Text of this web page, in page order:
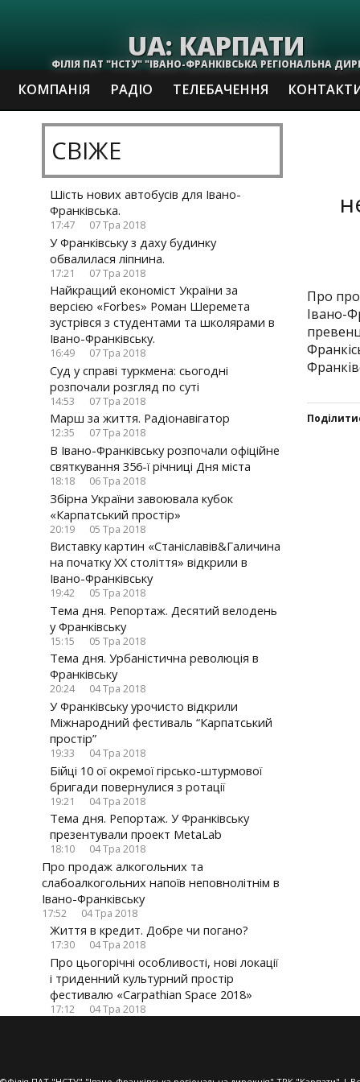
UA: КАРПАТИ
ФІЛІЯ ПАТ "НСТУ" "ІВАНО-ФРАНКІВСЬКА РЕГІОНАЛЬНА
КОМПАНІЯ РАДІО ТЕЛЕБАЧЕННЯ
СВІЖЕ
Шість нових автобусів для Івано-
Франківська.
17:47 07 Тра 2018
У Франківську з даху будинку
обвалилася ліпнина.
17:21 07 Тра 2018
Найкращий економіст України за
версією «Forbes» Роман Шеремета
зустрівся з студентами та школярами в
Івано-Франківську.
16:49 07 Тра 2018
Суд у справі туркмена: сьогодні
розпочали розгляд по суті
14:53 07 Тра 2018
Марш за життя. Радіонавігатор
12:35 07 Тра 2018
В Івано-Франківську розпочали офіційне
святкування 356-ї річниці Дня міста
18:18 06 Тра 2018
Збірна України завоювала кубок
«Карпатський простір»
20:19 05 Тра 2018
Виставку картин «Станіславів&Галичина
на початку ХХ століття» відкрили в
Івано-Франківську
19:42 05 Тра 2018
Тема дня. Репортаж. Десятий велодень
у Франківську
15:15 05 Тра 2018
Тема дня. Урбаністична революція в
Франківську
20:24 04 Тра 2018
У Франківську урочисто відкрили
Міжнародний фестиваль “Карпатський
простір”
19:33 04 Тра 2018
Бійці 10 ої окремої гірсько-штурмової
бригади повернулися з ротації
19:21 04 Тра 2018
Тема дня. Репортаж. У Франківську
презентували проект MetaLab
18:10 04 Тра 2018
Про продаж алкогольних та
слабоалкогольних напоїв неповнолітнім в
Івано-Франківську
17:52 04 Тра 2018
Життя в кредит. Добре чи погано?
17:30 04 Тра 2018
Про цьогорічні особливості, нові локації
і триденний культурний простір
фестивалю «Carpathian Space 2018»
17:12 04 Тра 2018
Про
Івано-